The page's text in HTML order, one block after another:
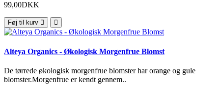
99,00DKK
Føj til kurv
Alteya Organics - Økologisk Morgenfrue Blomst
De tørrede økologisk morgenfrue blomster har orange og gule
blomster.Morgenfrue er kendt gennem..